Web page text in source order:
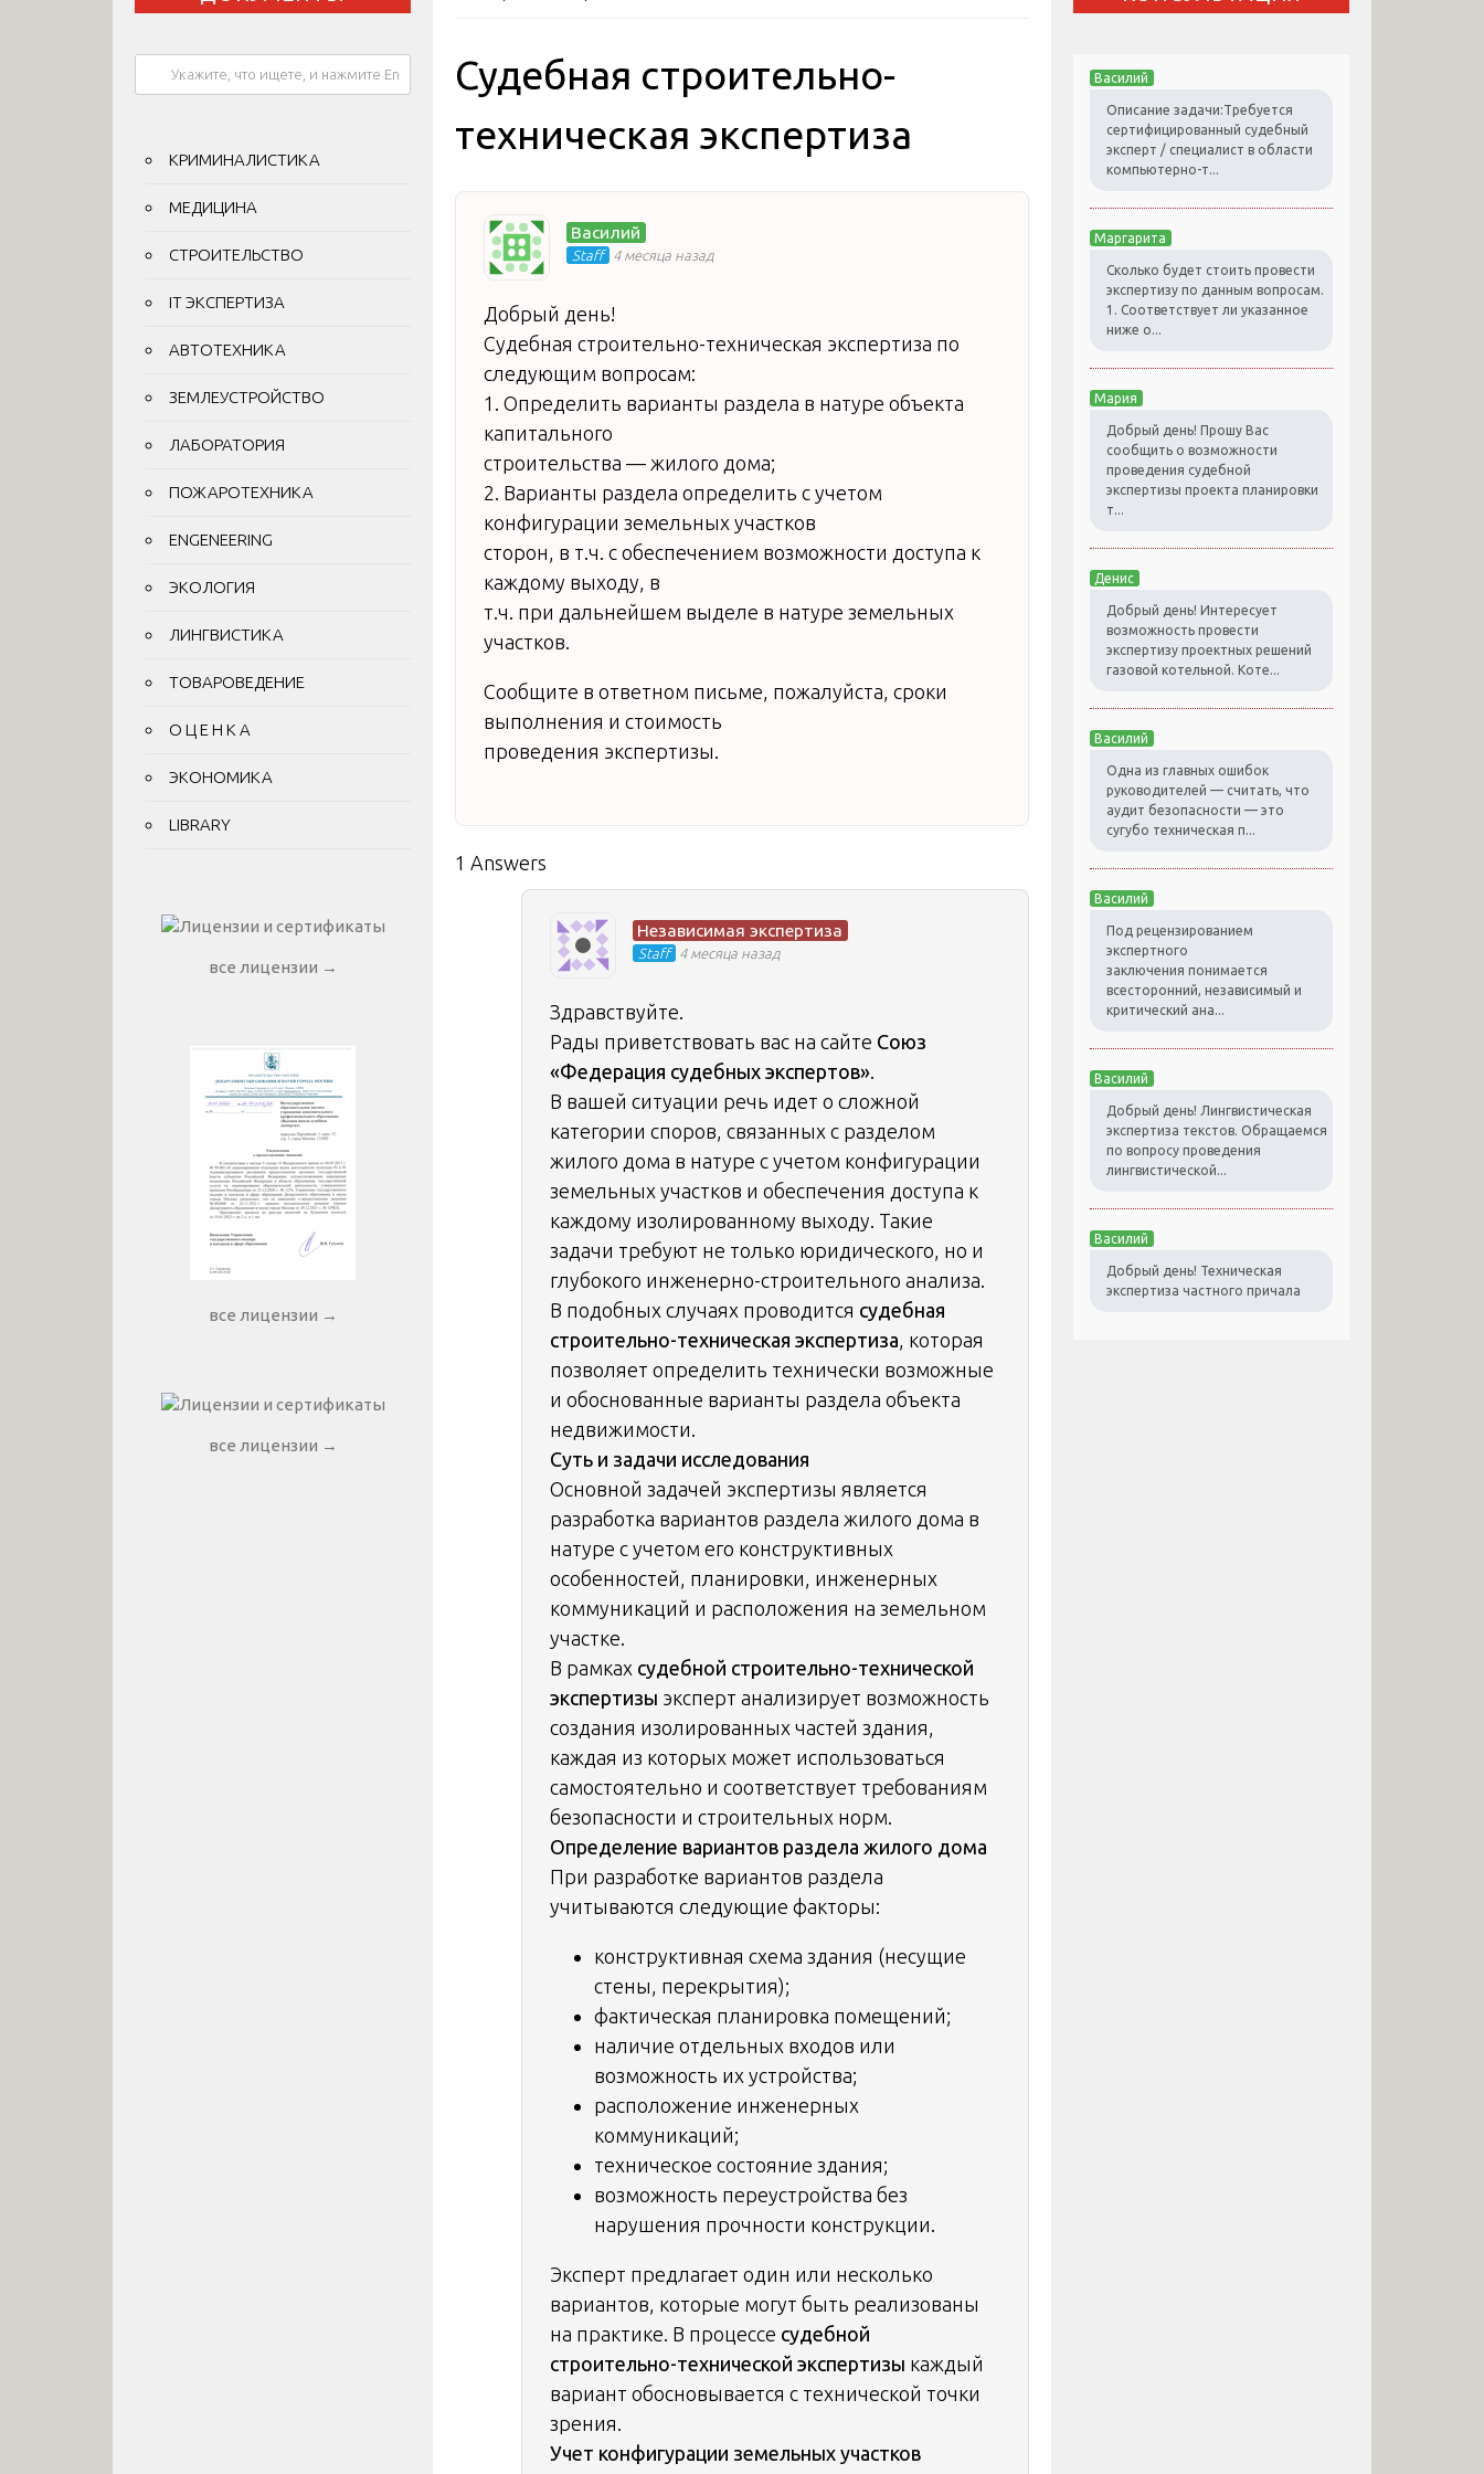
Судебная строительно-
техническая экспертиза
Василий
Staff 4 месяца назад
Добрый день!
Судебная строительно-техническая экспертиза по
следующим вопросам:
1. Определить варианты раздела в натуре объекта
капитального
строительства — жилого дома;
2. Варианты раздела определить с учетом
конфигурации земельных участков
сторон, в т.ч. с обеспечением возможности доступа к
каждому выходу, в
т.ч. при дальнейшем выделе в натуре земельных
участков.
Сообщите в ответном письме, пожалуйста, сроки
выполнения и стоимость
проведения экспертизы.
1 Answers
Независимая экспертиза
Staff 4 месяца назад
Здравствуйте.
Рады приветствовать вас на сайте Союз
«Федерация судебных экспертов»
В вашей ситуации речь идет о сложной
категории споров, связанных с разделом
жилого дома в натуре с учетом конфигурации
земельных участков и обеспечения доступа к
каждому изолированному выходу. Такие
задачи требуют не только юридического, но и
глубокого инженерно-строительного анализа.
В подобных случаях проводится судебная
строительно-техническая экспертиза , которая
позволяет определить технически возможные
и обоснованные варианты раздела объекта
недвижимости.
Суть и задачи исследования
Основной задачей экспертизы является
разработка вариантов раздела жилого дома в
натуре с учетом его конструктивных
особенностей, планировки, инженерных
коммуникаций и расположения на земельном
участке.
В рамках судебной строительно-технической
экспертизы эксперт анализирует возможность
создания изолированных частей здания,
каждая из которых может использоваться
самостоятельно и соответствует требованиям
безопасности и строительных норм.
Определение вариантов раздела жилого дома
При разработке вариантов раздела
учитываются следующие факторы:
конструктивная схема здания (несущие
стены, перекрытия);
фактическая планировка помещений;
наличие отдельных входов или
возможность их устройства;
расположение инженерных
коммуникаций;
техническое состояние здания;
возможность переустройства без
нарушения прочности конструкции.
Эксперт предлагает один или несколько
вариантов, которые могут быть реализованы
на практике. В процессе судебной
строительно-технической экспертизы каждый
вариант обосновывается с технической точки
зрения.
Учет конфигурации земельных участков
КРИМИНАЛИСТИКА
МЕДИЦИНА
СТРОИТЕЛЬСТВО
IT ЭКСПЕРТИЗА
АВТОТЕХНИКА
ЗЕМЛЕУСТРОЙСТВО
ЛАБОРАТОРИЯ
ПОЖАРОТЕХНИКА
ENGENEERING
ЭКОЛОГИЯ
ЛИНГВИСТИКА
ТОВАРОВЕДЕНИЕ
О Ц Е Н К А
ЭКОНОМИКА
LIBRARY
все лицензии →
все лицензии →
все лицензии →
Василий
Описание задачи:Требуется
сертифицированный судебный
эксперт / специалист в области
компьютерно-т...
Маргарита
Сколько будет стоить провести
экспертизу по данным вопросам.
1. Соответствует ли указанное
ниже о...
Мария
Добрый день! Прошу Вас
сообщить о возможности
проведения судебной
экспертизы проекта планировки
т...
Денис
Добрый день! Интересует
возможность провести
экспертизу проектных решений
газовой котельной. Коте...
Василий
Одна из главных ошибок
руководителей — считать, что
аудит безопасности — это
сугубо техническая п...
Василий
Под рецензированием
экспертного
заключения понимается
всесторонний, независимый и
критический ана...
Василий
Добрый день! Лингвистическая
экспертиза текстов. Обращаемся
по вопросу проведения
лингвистической...
Василий
Добрый день! Техническая
экспертиза частного причала